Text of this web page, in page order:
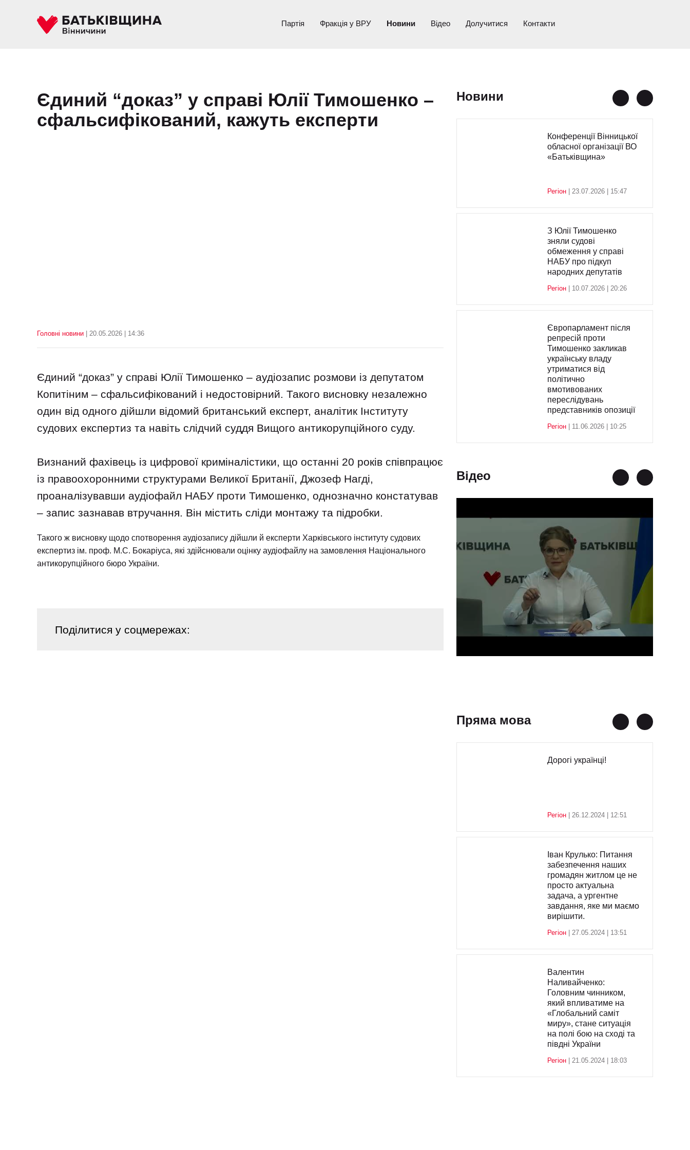
Партія Фракція у ВРУ Новини Відео Долучитися Контакти
Єдиний “доказ” у справі Юлії Тимошенко –
сфальсифікований, кажуть експерти
Головні новини | 20.05.2026 | 14:36
Єдиний “доказ” у справі Юлії Тимошенко – аудіозапис розмови із депутатом
Копитіним – сфальсифікований і недостовірний. Такого висновку незалежно
один від одного дійшли відомий британський експерт, аналітик Інституту
судових експертиз та навіть слідчий суддя Вищого антикорупційного суду.
Визнаний фахівець із цифрової криміналістики, що останні 20 років співпрацює
із правоохоронними структурами Великої Британії, Джозеф Нагді,
проаналізувавши аудіофайл НАБУ проти Тимошенко, однозначно констатував
– запис зазнавав втручання. Він містить сліди монтажу та підробки.
Такого ж висновку щодо спотворення аудіозапису дійшли й експерти Харківського інституту судових
експертиз ім. проф. М.С. Бокаріуса, які здійснювали оцінку аудіофайлу на замовлення Національного
антикорупційного бюро України.
Поділитися у соцмережах:
Новини
Конференції Вінницької
обласної організації ВО
«Батьківщина»
Регіон| 23.07.2026 | 15:47
З Юлії Тимошенко
зняли судові
обмеження у справі
НАБУ про підкуп
народних депутатів
Регіон| 10.07.2026 | 20:26
Європарламент після
репресій проти
Тимошенко закликав
українську владу
утриматися від
політично
вмотивованих
переслідувань
представників опозиції
Регіон| 11.06.2026 | 10:25
Відео
Пряма мова
Дорогі українці!
Регіон| 26.12.2024 | 12:51
Іван Крулько: Питання
забезпечення наших
громадян житлом це не
просто актуальна
задача, а ургентне
завдання, яке ми маємо
вирішити.
Регіон| 27.05.2024 | 13:51
Валентин
Наливайченко:
Головним чинником,
який впливатиме на
«Глобальний саміт
миру», стане ситуація
на полі бою на сході та
півдні України
Регіон| 21.05.2024 | 18:03